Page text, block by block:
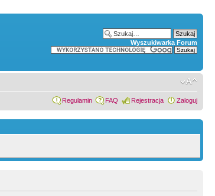
Wyszukiwarka Forum
Regulamin FAQ Rejestracja Zaloguj